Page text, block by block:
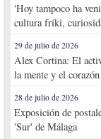
'Hoy tampoco ha
cultura friki,
29 de julio de 2026
Alex Cortina: El
la mente y el corazón
28 de julio de 2026
Exposición de
'Sur' de Málaga